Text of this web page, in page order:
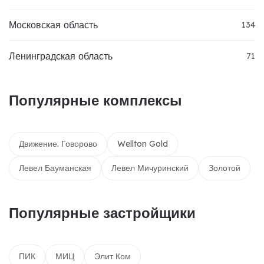
Московская область 134
Ленинградская область 71
Популярные комплексы
Движение. Говорово Wellton Gold
Левел Бауманская Левел Мичуринский Золотой
Популярные застройщики
ПИК МИЦ Элит Ком